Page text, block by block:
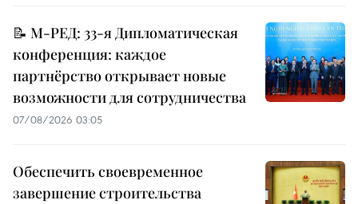
📝 М-РЕД: 33-я Дипломатическая
конференция: каждое
партнёрство открывает новые
возможности для сотрудничества
07/08/2026 03:05
Обеспечить своевременное
завершение строительства